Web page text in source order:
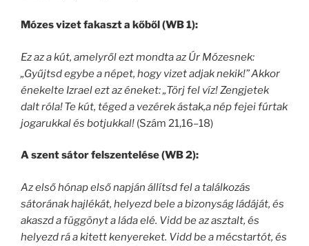
Mózes vizet fakaszt a kőből (WB 1):
Ez az a kút, amelyről ezt mondta az Úr Mózesnek:
„Gyűjtsd egybe a népet, hogy vizet adjak nekik!”Akkor
énekelte Izrael ezt az éneket: „Törj fel víz! Zengjetek
dalt róla!Te kút, téged a vezérek ástak,a nép fejei fúrtak
jogarukkal és botjukkal! (Szám 21,16–18)
A szent sátor felszentelése (WB 2):
Az első hónap első napján állítsd fel a találkozás
sátorának hajlékát, helyezd bele a bizonyság ládáját, és
akaszd a függönyt a láda elé. Vidd be az asztalt, és
helyezd rá a kitett kenyereket. Vidd be a mécstartót, és